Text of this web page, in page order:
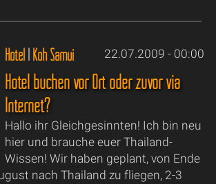
Hotel|Koh Samui 22.07.2009 - 00:00
Hotel buchen vor Ort oder zuvor via
Internet?
Hallo ihr Gleichgesinnten! Ich bin neu
hier und brauche euer Thailand-
Wissen! Wir haben geplant, von Ende
nach Thailand zu fliegen, 2-3